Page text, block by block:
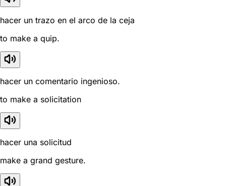
hacer un trazo en el arco de la ceja
to make a quip.
hacer un comentario ingenioso.
to make a solicitation
hacer una solicitud
make a grand gesture.